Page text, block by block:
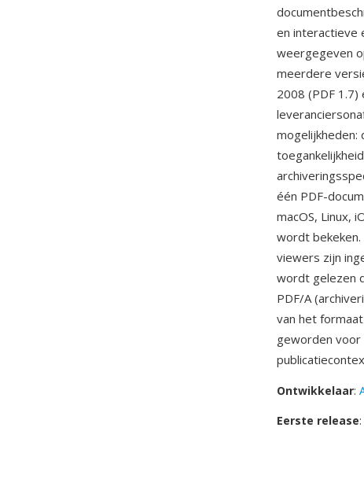
en interactieve
weergegeven
meerdere
2008 (PDF
mogelijkheden:
één PDF-
macOS, Linux,
wordt
viewers zijn
wordt gelezen
PDF/A
van het
geworden voor
Ontwikkelaar:
Eerste release